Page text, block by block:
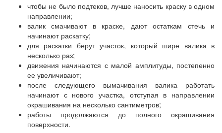
чтобы не было подтеков, лучше наносить краску в одном
направлении;
валик смачивают в краске, дают остаткам стечь и
начинают раскатку;
для раскатки берут участок, который шире валика в
несколько раз;
движения начинаются с малой амплитуды, постепенно
ее увеличивают;
после следующего вымачивания валика работать
начинают с нового участка, отступая в направлении
окрашивания на несколько сантиметров;
работы продолжаются до полного окрашивания
поверхности.